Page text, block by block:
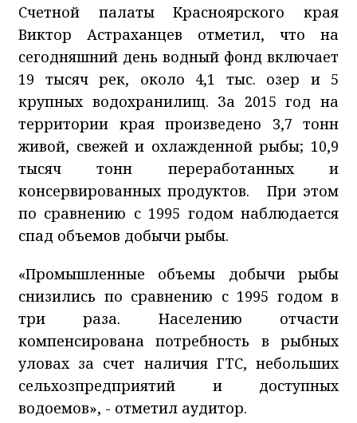
Счетной палаты Красноярского края
Виктор Астраханцев отметил, что на
сегодняшний день водный фонд включает
19 тысяч рек, около 4,1 тыс. озер и 5
крупных водохранилищ. За 2015 год на
территории края произведено 3,7 тонн
живой, свежей и охлажденной рыбы; 10,9
тысяч тонн переработанных и
консервированных продуктов. При этом
по сравнению с 1995 годом наблюдается
спад объемов добычи рыбы.
«Промышленные объемы добычи рыбы
снизились по сравнению с 1995 годом в
три раза. Населению отчасти
компенсирована потребность в рыбных
уловах за счет наличия ГТС, небольших
сельхозпредприятий и доступных
водоемов», - отметил аудитор.